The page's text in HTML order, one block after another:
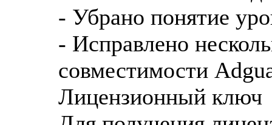
- Убрано понятие
- Исправлено
совместимости
Лицензионный ключ